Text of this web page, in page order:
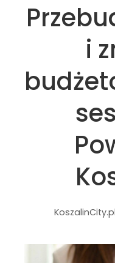
i
KoszalinCity.pl